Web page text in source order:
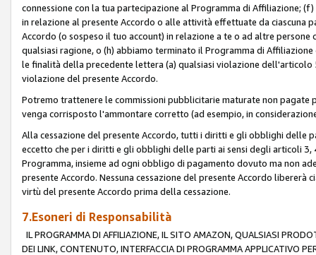
connessione con la tua partecipazione al Programma di Affiliazione;
in relazione al presente Accordo o alle attività effettuate da ciascuna
Accordo (o sospeso il tuo account) in relazione a te o ad altre
qualsiasi ragione, o (h) abbiamo terminato il Programma di
le finalità della precedente lettera (a) qualsiasi violazione
violazione del presente Accordo.
Potremo trattenere le commissioni pubblicitarie maturate non
venga corrisposto l'ammontare corretto (ad esempio, in
Alla cessazione del presente Accordo, tutti i diritti e gli obblighi delle
eccetto che per i diritti e gli obblighi delle parti ai sensi degli articoli
Programma, insieme ad ogni obbligo di pagamento dovuto ma non
presente Accordo. Nessuna cessazione del presente Accordo
virtù del presente Accordo prima della cessazione.
7.Esoneri di Responsabilità
IL PROGRAMMA DI AFFILIAZIONE, IL SITO AMAZON, QUALSIASI
DEI LINK, CONTENUTO, INTERFACCIA DI PROGRAMMA APPLICATIVO